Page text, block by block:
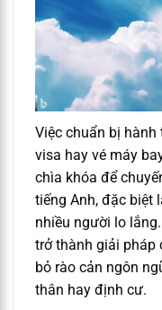
Việc chuẩn bị
visa hay vé máy
chìa khóa để
tiếng Anh, đặc biệt
nhiều người lo lắng.
trở thành giải pháp
bỏ rào cản ngôn
thân hay định cư.